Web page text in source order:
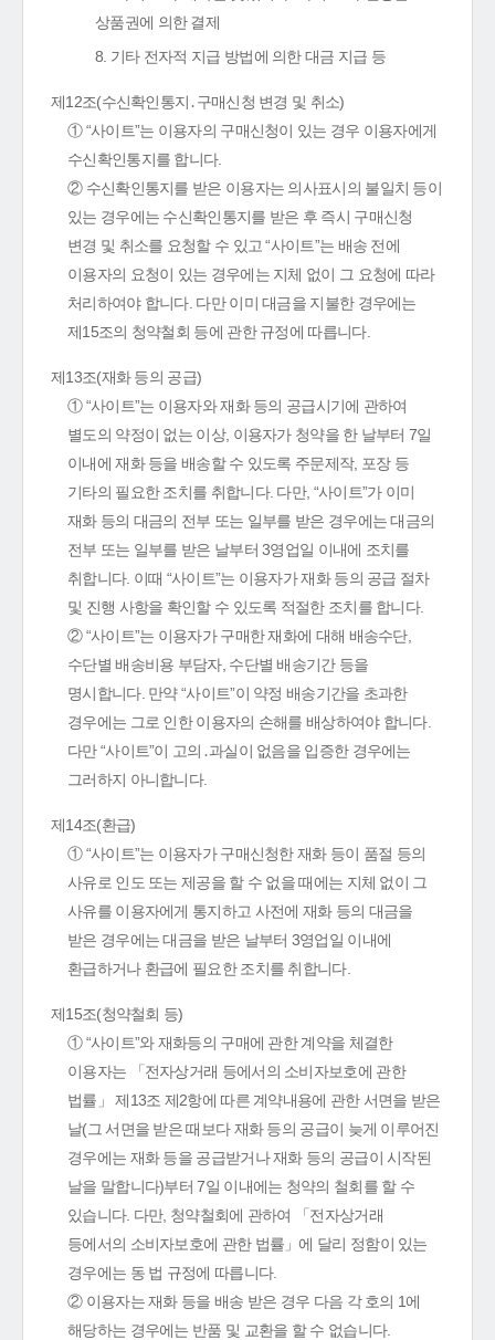
상품권에 의한 결제
8. 기타 전자적 지급 방법에 의한 대금 지급 등
제12조(수신확인통지․구매신청 변경 및 취소)
① “사이트”는 이용자의 구매신청이 있는 경우 이용자에게
수신확인통지를 합니다.
② 수신확인통지를 받은 이용자는 의사표시의 불일치 등이
있는 경우에는 수신확인통지를 받은 후 즉시 구매신청
변경 및 취소를 요청할 수 있고 “사이트”는 배송 전에
이용자의 요청이 있는 경우에는 지체 없이 그 요청에 따라
처리하여야 합니다. 다만 이미 대금을 지불한 경우에는
제15조의 청약철회 등에 관한 규정에 따릅니다.
제13조(재화 등의 공급)
① “사이트”는 이용자와 재화 등의 공급시기에 관하여
별도의 약정이 없는 이상, 이용자가 청약을 한 날부터 7일
이내에 재화 등을 배송할 수 있도록 주문제작, 포장 등
기타의 필요한 조치를 취합니다. 다만, “사이트”가 이미
재화 등의 대금의 전부 또는 일부를 받은 경우에는 대금의
전부 또는 일부를 받은 날부터 3영업일 이내에 조치를
취합니다. 이때 “사이트”는 이용자가 재화 등의 공급 절차
및 진행 사항을 확인할 수 있도록 적절한 조치를 합니다.
② “사이트”는 이용자가 구매한 재화에 대해 배송수단,
수단별 배송비용 부담자, 수단별 배송기간 등을
명시합니다. 만약 “사이트”이 약정 배송기간을 초과한
경우에는 그로 인한 이용자의 손해를 배상하여야 합니다.
다만 “사이트”이 고의․과실이 없음을 입증한 경우에는
그러하지 아니합니다.
제14조(환급)
① “사이트”는 이용자가 구매신청한 재화 등이 품절 등의
사유로 인도 또는 제공을 할 수 없을 때에는 지체 없이 그
사유를 이용자에게 통지하고 사전에 재화 등의 대금을
받은 경우에는 대금을 받은 날부터 3영업일 이내에
환급하거나 환급에 필요한 조치를 취합니다.
제15조(청약철회 등)
① “사이트”와 재화등의 구매에 관한 계약을 체결한
이용자는 「전자상거래 등에서의 소비자보호에 관한
법률」 제13조 제2항에 따른 계약내용에 관한 서면을 받은
날(그 서면을 받은 때보다 재화 등의 공급이 늦게 이루어진
경우에는 재화 등을 공급받거나 재화 등의 공급이 시작된
날을 말합니다)부터 7일 이내에는 청약의 철회를 할 수
있습니다. 다만, 청약철회에 관하여 「전자상거래
등에서의 소비자보호에 관한 법률」에 달리 정함이 있는
경우에는 동 법 규정에 따릅니다.
② 이용자는 재화 등을 배송 받은 경우 다음 각 호의 1에
해당하는 경우에는 반품 및 교환을 할 수 없습니다.